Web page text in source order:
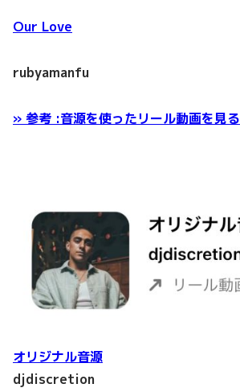
Our Love
rubyamanfu
» 参考 :音源を使ったリール動画を見る
オリジナル音源
djdiscretion